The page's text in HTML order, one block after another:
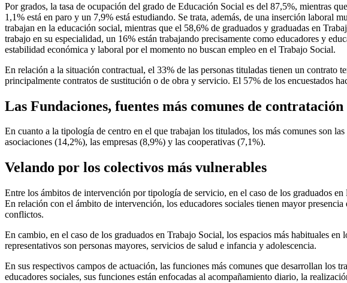
Por grados, la tasa de ocupación del grado de Educación Social es del 87,5%, mientras
1,1% está en paro y un 7,9% está estudiando. Se trata, además, de una inserción laboral
trabajan en la educación social, mientras que el 58,6% de graduados y graduadas en
trabajo en su especialidad, un 16% están trabajando precisamente como educadores y
estabilidad económica y laboral por el momento no buscan empleo en el Trabajo Social.
En relación a la situación contractual, el 33% de las personas tituladas tienen un
principalmente contratos de sustitución o de obra y servicio. El 57% de los encuestados
Las Fundaciones, fuentes más comunes de contratación
En cuanto a la tipología de centro en el que trabajan los titulados, los más comunes son
asociaciones (14,2%), las empresas (8,9%) y las cooperativas (7,1%).
Velando por los colectivos más vulnerables
Entre los ámbitos de intervención por tipología de servicio, en el caso de los graduados
En relación con el ámbito de intervención, los educadores sociales tienen mayor
conflictos.
En cambio, en el caso de los graduados en Trabajo Social, los espacios más habituales
representativos son personas mayores, servicios de salud e infancia y adolescencia.
En sus respectivos campos de actuación, las funciones más comunes que desarrollan
educadores sociales, sus funciones están enfocadas al acompañamiento diario, la